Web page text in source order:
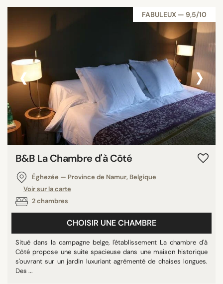
FABULEUX — 9,5/10
‹ ›
B&B La Chambre d'à Côté
Éghezée — Province de Namur, Belgique
Voir sur la carte
2 chambres
CHOISIR UNE CHAMBRE
Situé dans la campagne belge, l'établissement La chambre d'à
Côté propose une suite spacieuse dans une maison historique
s'ouvrant sur un jardin luxuriant agrémenté de chaises longues.
Des ...